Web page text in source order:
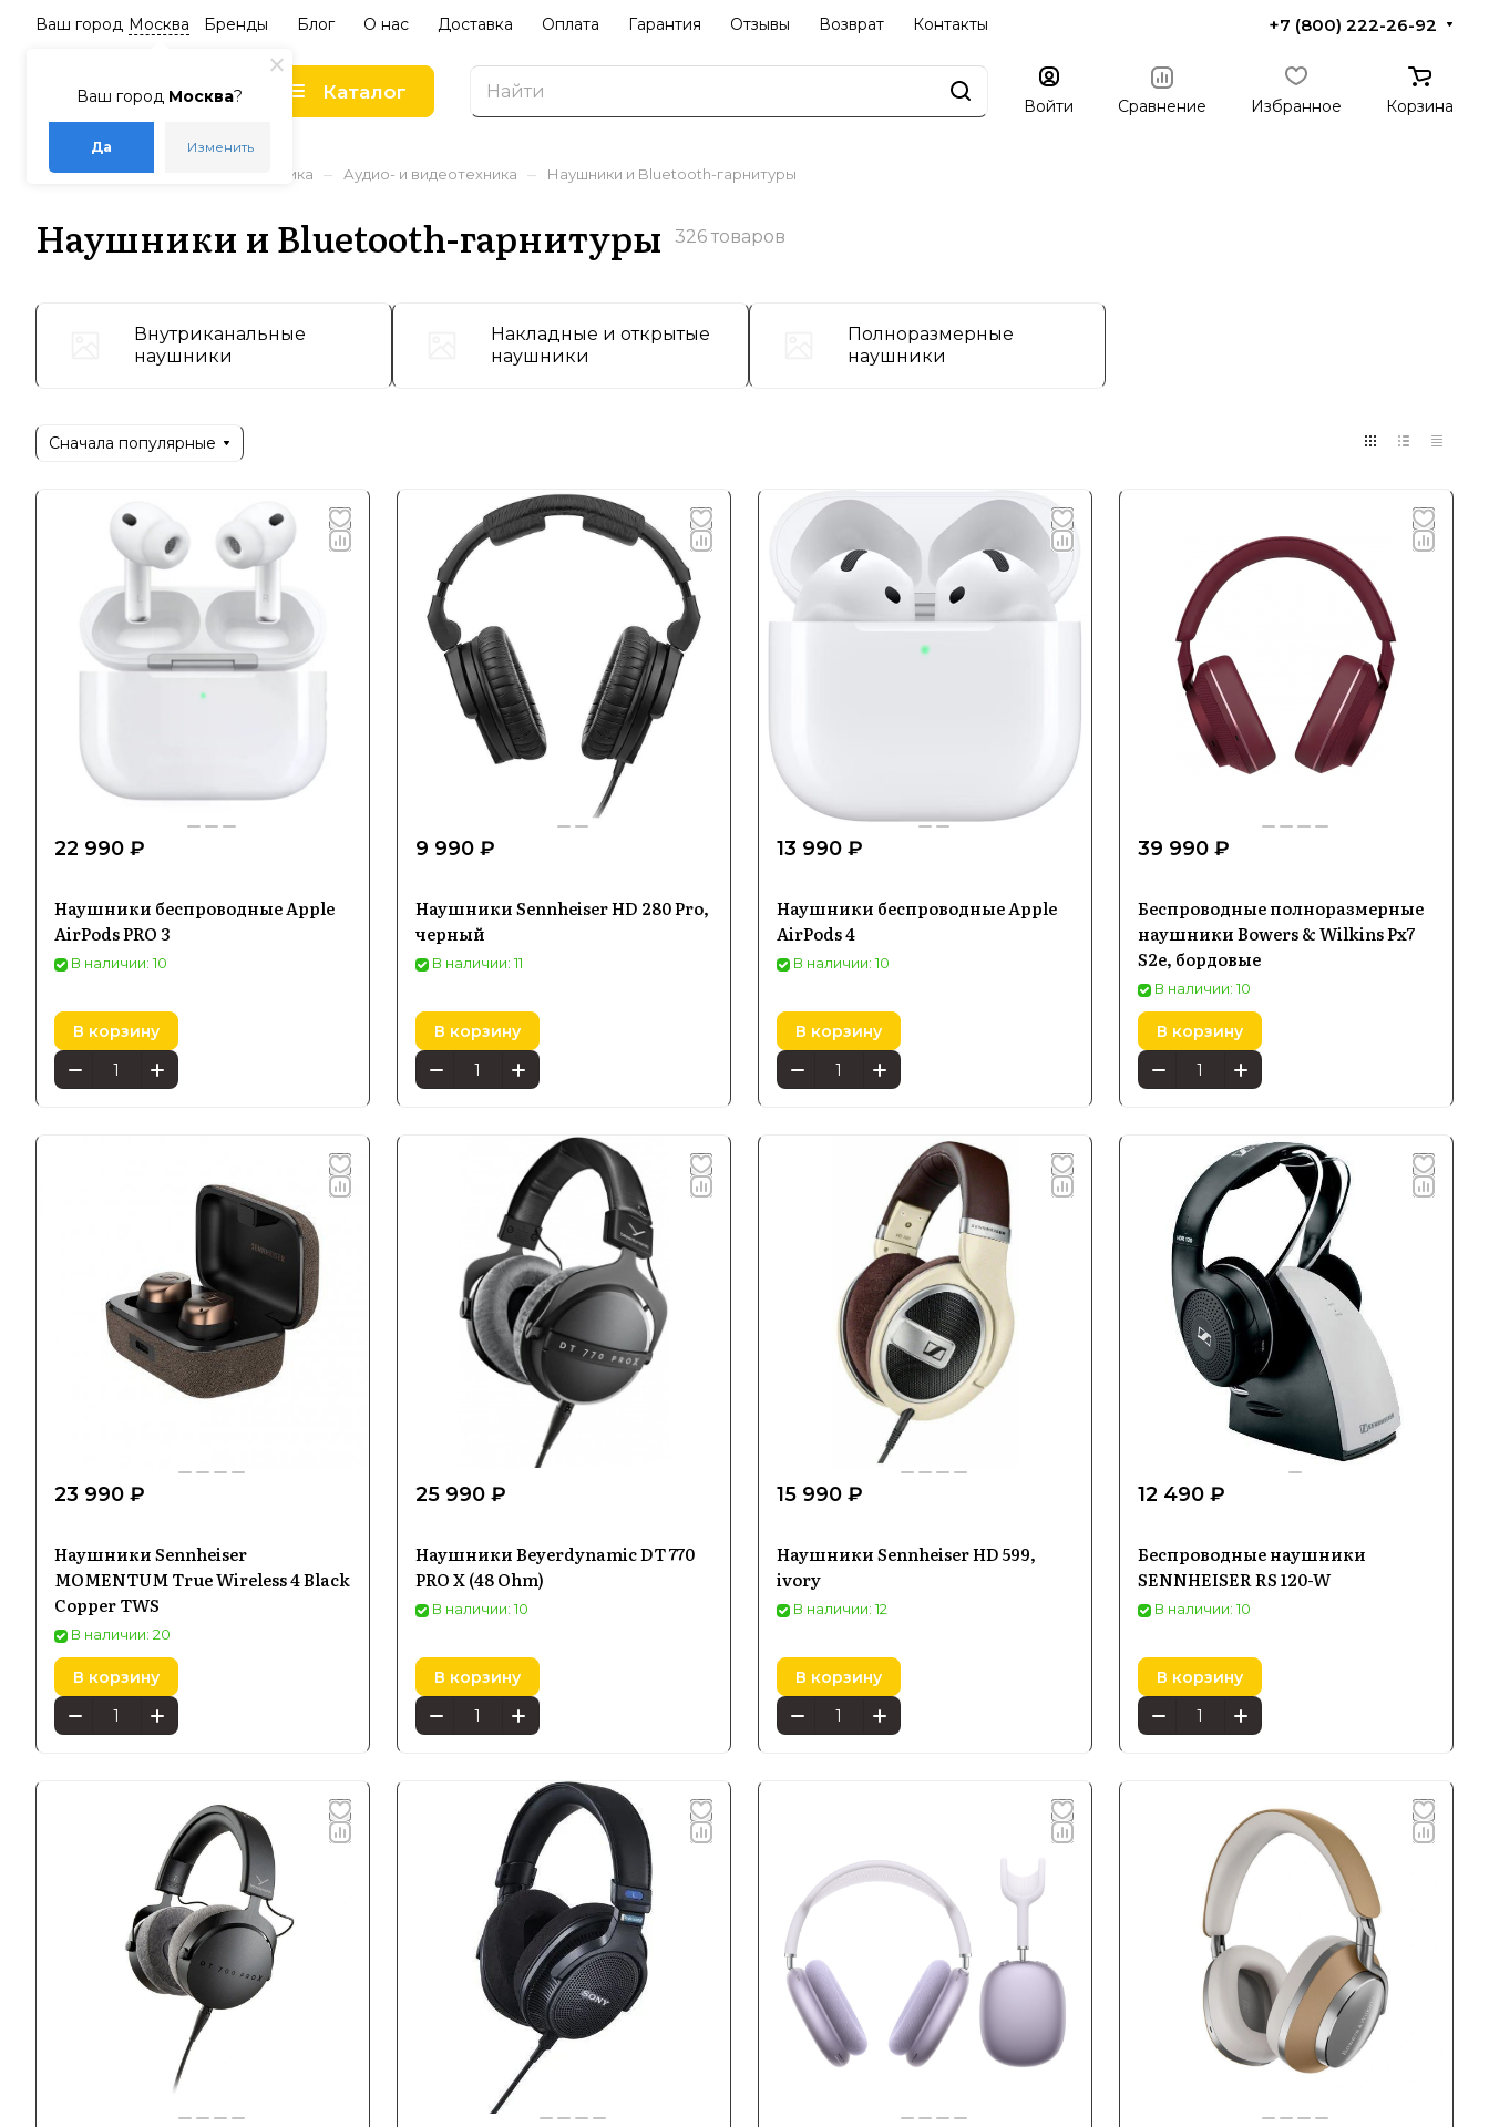
Ваш город Москва?
Да Изменить
Ваш город Москва Бренды Блог О нас Доставка Оплата Гарантия Отзывы Возврат Контакты +7 (800) 222-26-92
Каталог
Войти Сравнение Избранное Корзина
Главная – Каталог Электроника – Аудио- и видеотехника – Наушники и Bluetooth-гарнитуры
Наушники и Bluetooth-гарнитуры 326 товаров
Внутриканальные
наушники
Накладные и открытые
наушники
Полноразмерные
наушники
Сначала популярные
22 990 ₽
Наушники беспроводные Apple
AirPods PRO 3
В наличии: 10
В корзину
9 990 ₽
Наушники Sennheiser HD 280 Pro,
черный
В наличии: 11
В корзину
13 990 ₽
Наушники беспроводные Apple
AirPods 4
В наличии: 10
В корзину
39 990 ₽
Беспроводные полноразмерные
наушники Bowers & Wilkins Px7
S2e, бордовые
В наличии: 10
В корзину
23 990 ₽
Наушники Sennheiser
MOMENTUM True Wireless 4 Black
Copper TWS
В наличии: 20
В корзину
25 990 ₽
Наушники Beyerdynamic DT 770
PRO X (48 Ohm)
В наличии: 10
В корзину
15 990 ₽
Наушники Sennheiser HD 599,
ivory
В наличии: 12
В корзину
12 490 ₽
Беспроводные наушники
SENNHEISER RS 120-W
В наличии: 10
В корзину